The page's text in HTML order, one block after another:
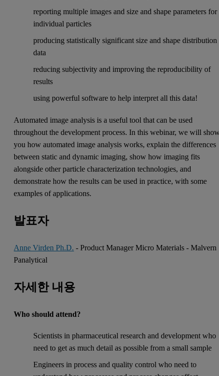
reporting multiple images and size and shape parameters for
individual particles
producing statistically significant size and shape distribution
data
reducing subjectivity and improving the reproducibility of
results
using powerful software to help interpret all this data!
Automated image analysis is a useful tool that can be used
throughout the development process. In this webinar, we will
you how automated image analysis works, explain the differences
between static and dynamic imaging, show how imaging fits
alongside other particle characterization technologies, and
demonstrate how the results can be used in practice, with some
examples of applications.
발표자
Anne Virden Ph.D. - Product Manager Micro Materials - Malvern
Panalytical
자세한 내용
Who should attend?
Scientists in pharmaceutical research and development who
need to get as much detail as possible from a small sample
Engineers in process and quality control who need to